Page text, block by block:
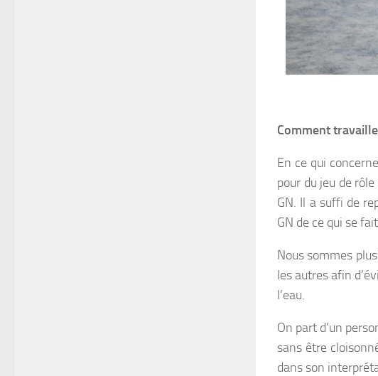
Comment
En ce qui
pour du jeu de
GN. Il a suffi de
GN de ce qui se
Nous sommes
les autres afin
l’eau.
On part d’un
sans être
dans son